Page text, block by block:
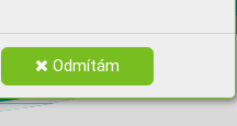
Odmítám